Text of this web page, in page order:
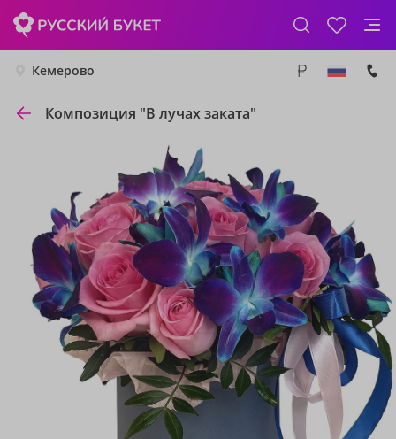
Кемерово
Композиция "В лучах заката"